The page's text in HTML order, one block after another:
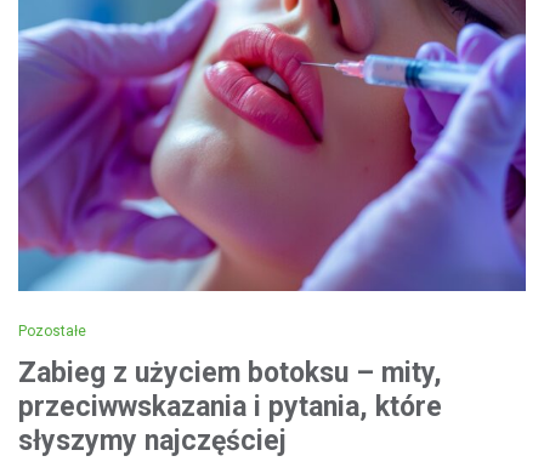
Pozostałe
Zabieg z użyciem botoksu – mity,
przeciwwskazania i pytania, które
słyszymy najczęściej